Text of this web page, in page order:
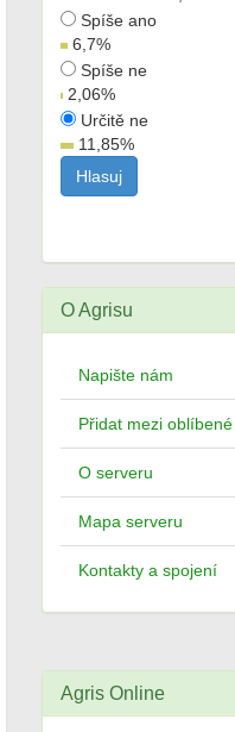
Spíše ano
6,7%
Spíše ne
2,06%
Určitě ne
11,85%
O Agrisu
Napište nám
Přidat mezi oblíbené
O serveru
Mapa serveru
Kontakty a spojení
Agris Online